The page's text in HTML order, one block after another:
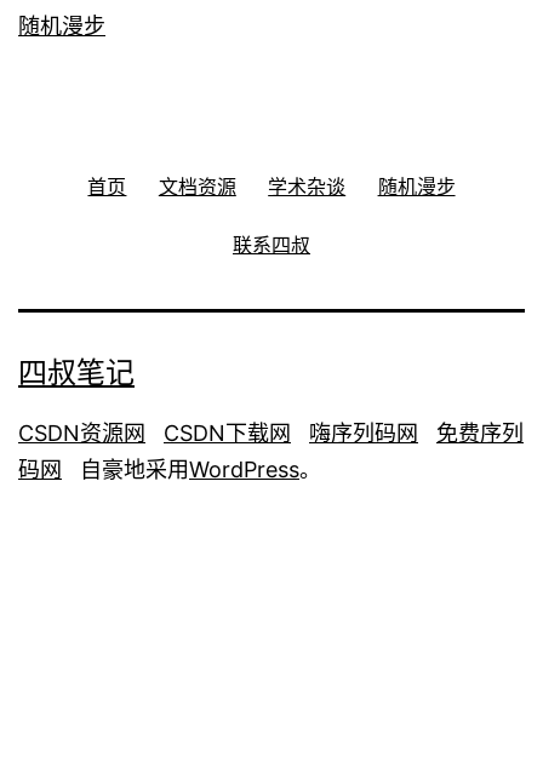
随机漫步
首页 文档资源 学术杂谈 随机漫步
联系四叔
四叔笔记
CSDN资源网 CSDN下载网 嗨序列码网
免费序列
码网 自豪地采用WordPress。